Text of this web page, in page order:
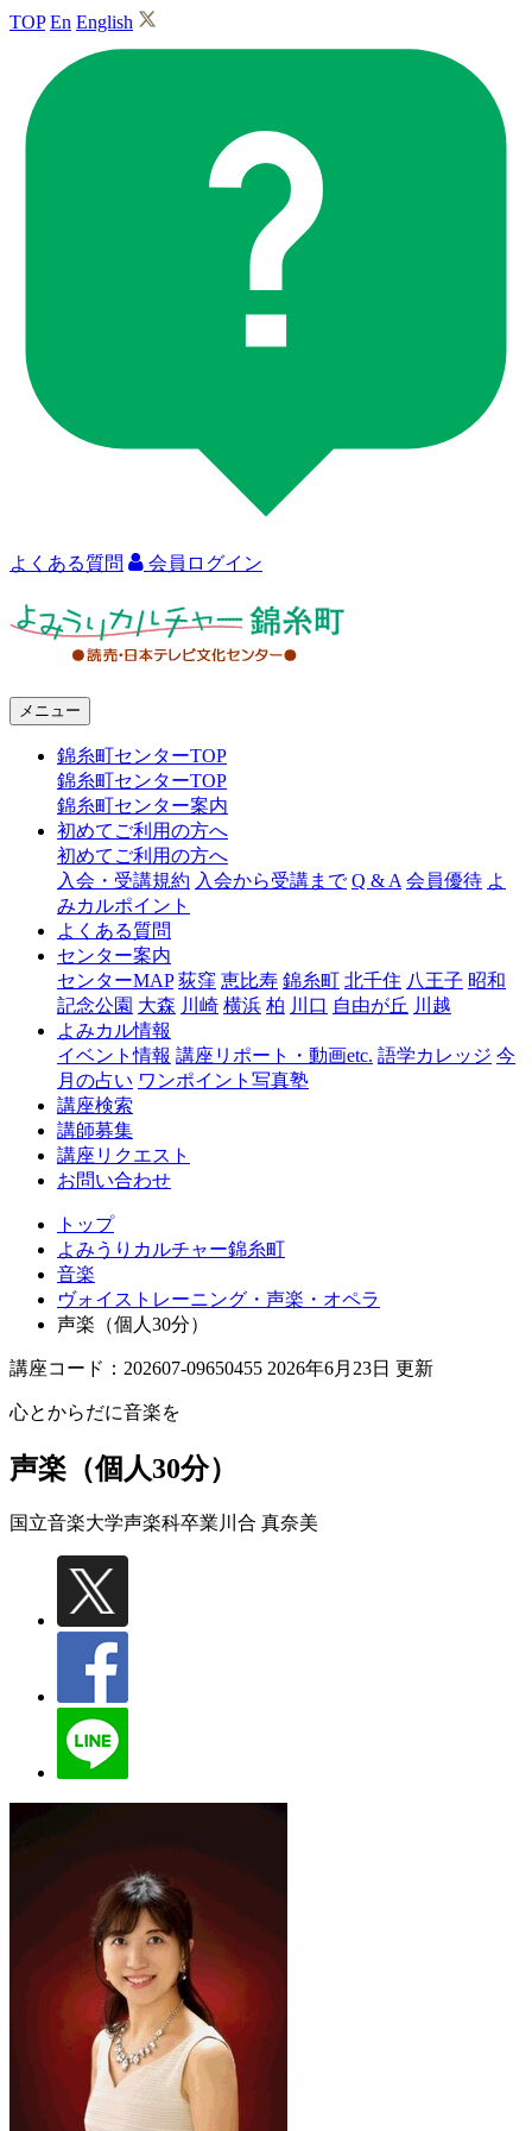
TOP En English
よくある質問 会員ログイン
ャ
糸
メニュー
錦糸町センターTOP
錦糸町センターTOP
錦糸町センター案内
初めてご利用の方へ
初めてご利用の方へ
入会・受講規約 入会から受講まで Q & A 会員優待 よ
みカルポイント
よくある質問
センター案内
センターMAP 荻窪 恵比寿 錦糸町 北千住 八王子 昭和
記念公園 大森 川崎 横浜 柏 川口 自由が丘 川越
よみカル情報
イベント情報 講座リポート・動画etc. 語学カレッジ 今
月の占い ワンポイント写真塾
講座検索
講師募集
講座リクエスト
お問い合わせ
トップ
よみうりカルチャー錦糸町
音楽
ヴォイストレーニング・声楽・オペラ
声楽（個人30分）
講座コード：202607-09650455 2026年6月23日 更新
心とからだに音楽を
声楽（個人30分）
国立音楽大学声楽科卒業 川合 真奈美